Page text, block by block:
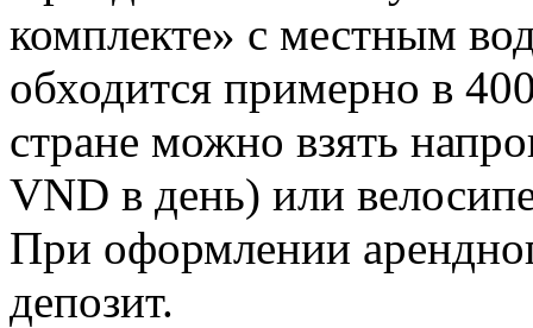
комплекте» с местным
обходится примерно в
стране можно взять
VND в день) или
При оформлении
депозит.